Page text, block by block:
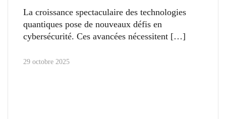
La croissance spectaculaire des technologies
quantiques pose de nouveaux défis en
cybersécurité. Ces avancées nécessitent
29 octobre 2025